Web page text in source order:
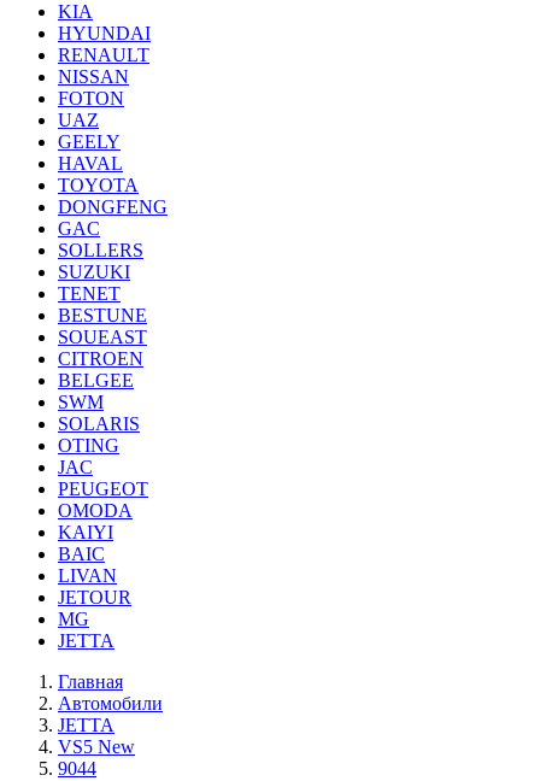
KIA
HYUNDAI
RENAULT
NISSAN
FOTON
UAZ
GEELY
HAVAL
TOYOTA
DONGFENG
GAC
SOLLERS
SUZUKI
TENET
BESTUNE
SOUEAST
CITROEN
BELGEE
SWM
SOLARIS
OTING
JAC
PEUGEOT
OMODA
KAIYI
BAIC
LIVAN
JETOUR
MG
JETTA
Главная
Автомобили
JETTA
VS5 New
9044